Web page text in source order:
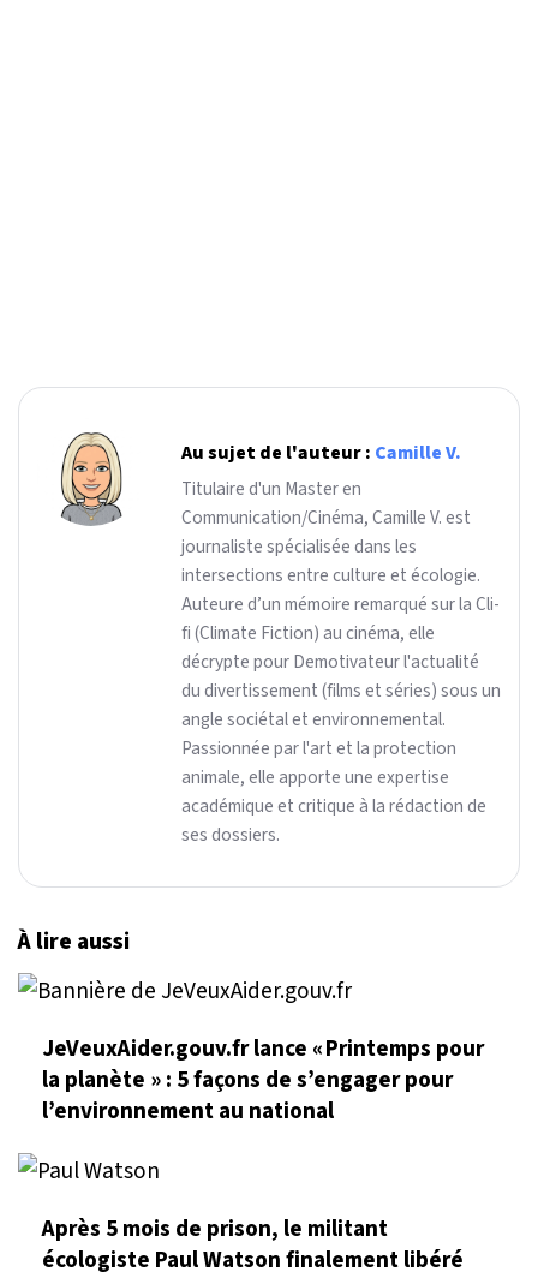
Au sujet de l'auteur : Camille V.
Titulaire d'un Master en
Communication/Cinéma, Camille V. est
journaliste spécialisée dans les
intersections entre culture et écologie.
Auteure d’un mémoire remarqué sur la Cli-
fi (Climate Fiction) au cinéma, elle
décrypte pour Demotivateur l'actualité
du divertissement (films et séries) sous un
angle sociétal et environnemental.
Passionnée par l'art et la protection
animale, elle apporte une expertise
académique et critique à la rédaction de
ses dossiers.
À lire aussi
JeVeuxAider.gouv.fr lance « Printemps pour
la planète » : 5 façons de s’engager pour
l’environnement au national
Après 5 mois de prison, le militant
écologiste Paul Watson finalement libéré